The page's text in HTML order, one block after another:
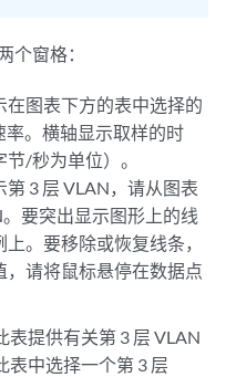
个窗格：
图表下方的表中选择的
率。横轴显示取样的时
/秒为单位）。
3 层 VLAN，请从图表
要突出显示图形上的线
。要移除或恢复线条，
请将鼠标悬停在数据点
表提供有关第 3 层 VLAN
表中选择一个第 3 层